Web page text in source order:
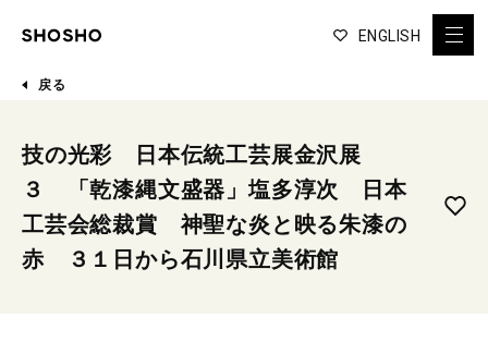
ENGLISH
戻る
技の光彩 日本伝統工芸展金沢展
３ 「乾漆縄文盛器」塩多淳次 日本
工芸会総裁賞 神聖な炎と映る朱漆の
赤 ３１日から石川県立美術館